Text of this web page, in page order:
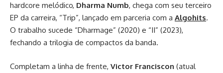
hardcore melódico, Dharma Numb, chega com seu terceiro
EP da carreira, “Trip”, lançado em parceria com a Algohits.
O trabalho sucede “Dharmage” (2020) e “II” (2023),
fechando a trilogia de compactos da banda.
Completam a linha de frente, Victor Franciscon (atual